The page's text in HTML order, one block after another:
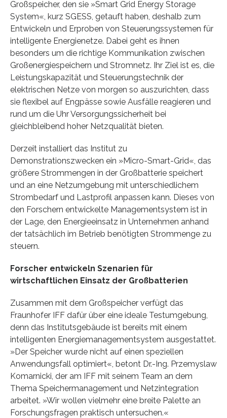
Großspeicher, den sie »Smart Grid Energy Storage
System«, kurz SGESS, getauft haben, deshalb zum
Entwickeln und Erproben von Steuerungssystemen für
intelligente Energienetze. Dabei geht es ihnen
besonders um die richtige Kommunikation zwischen
Großenergiespeichern und Stromnetz. Ihr Ziel ist es, die
Leistungskapazität und Steuerungstechnik der
elektrischen Netze von morgen so auszurichten, dass
sie flexibel auf Engpässe sowie Ausfälle reagieren und
rund um die Uhr Versorgungssicherheit bei
gleichbleibend hoher Netzqualität bieten.
Derzeit installiert das Institut zu
Demonstrationszwecken ein »Micro-Smart-Grid«, das
größere Strommengen in der Großbatterie speichert
und an eine Netzumgebung mit unterschiedlichem
Strombedarf und Lastprofil anpassen kann. Dieses von
den Forschern entwickelte Managementsystem ist in
der Lage, den Energieeinsatz in Unternehmen anhand
der tatsächlich im Betrieb benötigten Strommenge zu
steuern.
Forscher entwickeln Szenarien für
wirtschaftlichen Einsatz der Großbatterien
Zusammen mit dem Großspeicher verfügt das
Fraunhofer IFF dafür über eine ideale Testumgebung,
denn das Institutsgebäude ist bereits mit einem
intelligenten Energiemanagementsystem ausgestattet.
»Der Speicher wurde nicht auf einen speziellen
Anwendungsfall optimiert«, betont Dr.-Ing. Przemyslaw
Komarnicki, der am IFF mit seinem Team an dem
Thema Speichermanagement und Netzintegration
arbeitet. »Wir wollen vielmehr eine breite Palette an
Forschungsfragen praktisch untersuchen.«